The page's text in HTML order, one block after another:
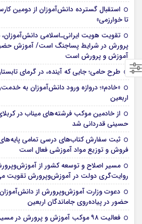
استقبال گسترده دانش‌آموزان از دومین
تا خوارزمی»
تقویت هویت ایرانی‌ـ‌اسلامی
پرورش در شرایط پساجنگ است/ آموزش
آموزش و پرورش است
طرح حامی؛ جایی که آینده، در گرمای
«خادم»؛ دروازه ورود دانش‌آموزان به
اربعین
از خادمین موکب فرشته‌های میناب در
حسینی قدردانی شد
ثبت سفارش کتاب‌های درسی تمامی
فروش و توزیع مواد آموزشی فعال است
مسیر اصلاح و توسعه کشور از
روایت‌‌گری دولت در آموزش‌وپرورش تقویت
دعوت وزارت آموزش‌وپرورش از
حضور در پیاده‌روی جاماندگان اربعین
فعالیت ۹۸ موکب آموزش و پرورش در